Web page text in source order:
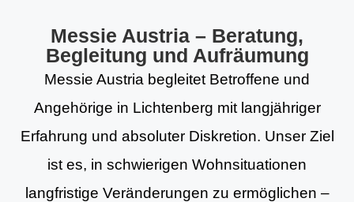
Messie Austria – Beratung,
Begleitung und Aufräumung
Messie Austria begleitet Betroffene und
Angehörige in Lichtenberg mit langjähriger
Erfahrung und absoluter Diskretion. Unser Ziel
ist es, in schwierigen Wohnsituationen
langfristige Veränderungen zu ermöglichen –